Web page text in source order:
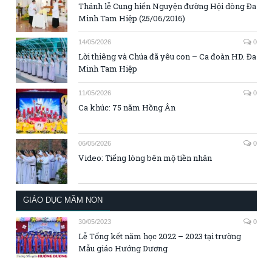
Thánh lễ Cung hiến Nguyện đường Hội dòng Đa
Minh Tam Hiệp (25/06/2016)
14/05/2026 0
Lời thiêng và Chúa đã yêu con – Ca đoàn HD. Đa
Minh Tam Hiệp
11/05/2026 0
Ca khúc: 75 năm Hồng Ân
06/05/2026 0
Video: Tiếng lòng bên mộ tiền nhân
GIÁO DỤC MẦM NON
30/05/2023 0
Lễ Tổng kết năm học 2022 – 2023 tại trường
Mẫu giáo Hướng Dương